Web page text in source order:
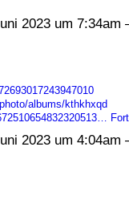
2023 um 7:34am
albums/kthkhxqd
2023 um 4:04am